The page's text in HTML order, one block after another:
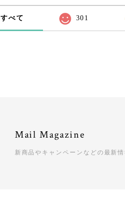
すべて 301
Mail Magazine
新商品やキャンペーンなどの最新